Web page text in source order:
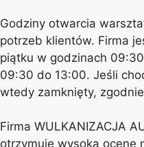
Godziny otwarcia
potrzeb klientów. Firma
piątku w godzinach
09:30 do 13:00. Jeśli
wtedy zamknięty,
Firma WULKANIZACJA
otrzymuje wysoką ocenę